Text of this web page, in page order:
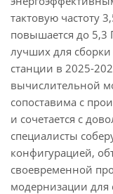
тактовую частоту
повышается до 5,3
лучших для
станции в 2025-
вычислительной
сопоставима с
и сочетается с
специалисты
конфигурацией,
своевременной
модернизации для